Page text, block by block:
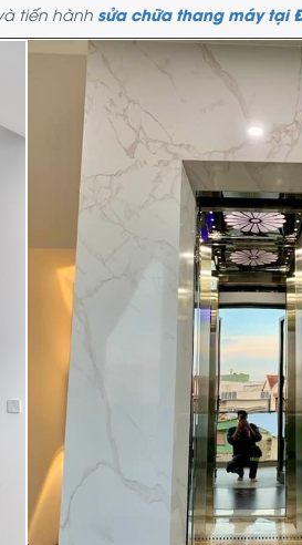
tiến hành sửa chữa thang máy tại